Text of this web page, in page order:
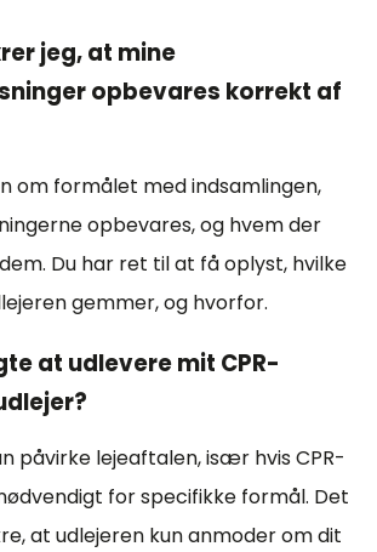
jeg, at mine
opbevares korrekt af
om formålet med indsamlingen,
opbevares, og hvem der
Du har ret til at få oplyst, hvilke
gemmer, og hvorfor.
at udlevere mit CPR-
påvirke lejeaftalen, især hvis CPR-
for specifikke formål. Det
at udlejeren kun anmoder om dit